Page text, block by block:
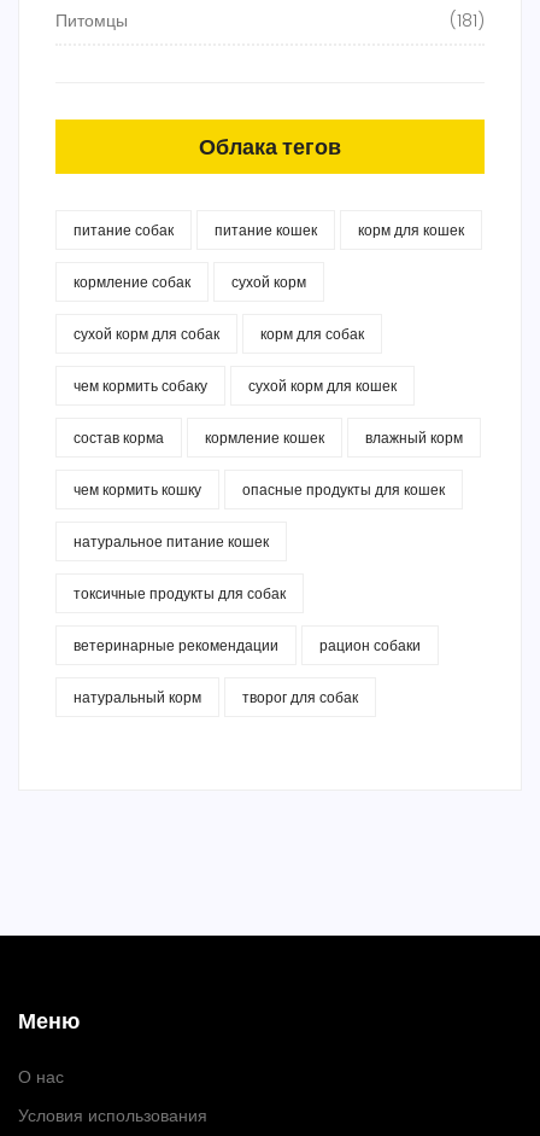
Питомцы (181)
Облака тегов
питание собак питание кошек корм для кошек
кормление собак сухой корм
сухой корм для собак корм для собак
чем кормить собаку сухой корм для кошек
состав корма кормление кошек влажный корм
чем кормить кошку опасные продукты для кошек
натуральное питание кошек
токсичные продукты для собак
ветеринарные рекомендации рацион собаки
натуральный корм творог для собак
Меню
О нас
Условия использования